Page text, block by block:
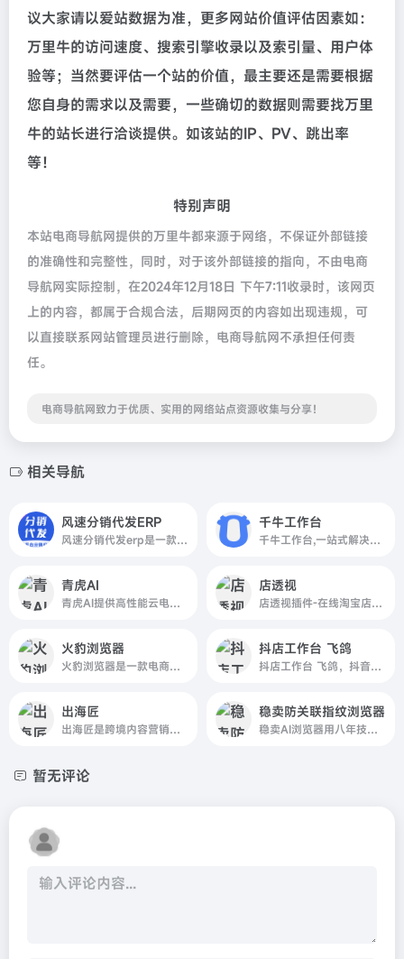
议大家请以爱站数据为准，更多网站价值评估因素如：
万里牛的访问速度、搜索引擎收录以及索引量、用户体
验等；当然要评估一个站的价值，最主要还是需要根据
您自身的需求以及需要，一些确切的数据则需要找万里
牛的站长进行洽谈提供。如该站的IP、PV、跳出率
等！
特别声明
本站电商导航网提供的万里牛都来源于网络，不保证外部链接
的准确性和完整性，同时，对于该外部链接的指向，不由电商
导航网实际控制，在2024年12月18日 下午7:11收录时，该网页
上的内容，都属于合规合法，后期网页的内容如出现违规，可
以直接联系网站管理员进行删除，电商导航网不承担任何责
任。
电商导航网致力于优质、实用的网络站点资源收集与分享！
相关导航
风速分销代发ERP
风速分销代发erp是一款专门服务于商家和厂家的分销代发ERP软件，风速分销代发ERP支持多平台一键分销代发管理，是您高效的快递助手更是您省心的店管家分销代发工具。
千牛工作台
千牛工作台,一站式解决商家核心经营链路需求,聚焦产品体验与服务,服务千万活跃商家,日均电商资讯浏览百万次,数万家服务商合作伙伴打造服务生态闭环,提供完整电商解决方案
青虎AI
青虎AI提供高性能云电脑服务及电商ai智能体服务，为电商客户提供全球一体化解决方案。青虎AI旗下的青虎云电脑支持随时随地3秒快速上云本地电脑无需程序便捷管理店铺，异地安全办公数据双重加密，支持电商店铺多开账号安全登录，IP隔离专有海内外自建高质量线路；青虎ai-linkpix可支持上传商品图片，一键
店透视
店透视插件-在线淘宝店铺数据分析, 可以查看店铺七天透视、揭秘竞品引流关键词 摸清直通车好词 搜索引流词，拓展自身流量，知己知彼，打造店铺爆款的运营神器
火豹浏览器
火豹浏览器是一款电商多账号管理防关联的超级浏览器，适合多种跨境电商平台的多账号登录，自带全球顶级纯净IP设备，支持全球100+电商平台店铺管理，多开电商账号管理系统。Amazon、Wish、eBay、Shopee、Lazada等跨境电商账号安全管理、支持运营权限分配、安全提速等。火豹电商浏览器全网2
抖店工作台 飞鸽
抖店工作台 飞鸽，抖音电商-抖店桌面端下载
出海匠
出海匠是跨境内容营销和兴趣电商服务平台，为卖家提供全面精准的数据分析、AI内容制作和社媒发布管理一站式服务；平台整合TikTok Shop全球商品、店铺、达人、视频、广告、直播数据，提供AI产品主图、AI视频生成、数字人口播、智能脚本等创作工具，并支持多平台视频发布和社媒运营管理
稳卖防关联指纹浏览器
稳卖AI浏览器用八年技术沉淀,为跨境卖家打造一款安全稳定的超级浏览器,支持亚马逊,Amazon,Tiktok,eBay,Shopee,Lazada等所有平台及独立站,多用户多店铺操作
暂无评论